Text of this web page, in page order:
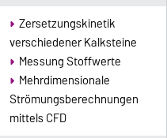
Zersetzungskinetik
verschiedener Kalksteine
Messung Stoffwerte
Mehrdimensionale
Strömungsberechnungen
mittels CFD